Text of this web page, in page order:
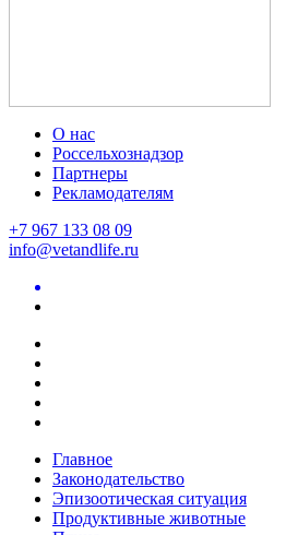
О нас
Россельхознадзор
Партнеры
Рекламодателям
+7 967 133 08 09
info@vetandlife.ru
Главное
Законодательство
Эпизоотическая ситуация
Продуктивные животные